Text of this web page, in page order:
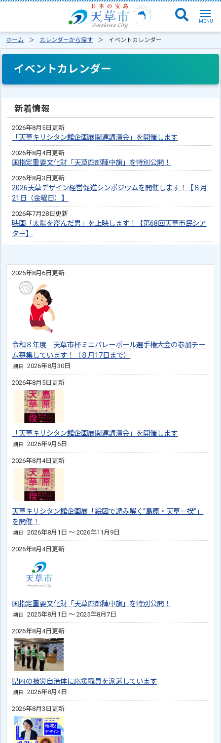
ホーム カレンダーから探す イベントカレンダー
イベントカレンダー
新着情報
2026年8月5日更新
「天草キリシタン館企画展関連講演会」を開催します
2026年8月4日更新
国指定重要文化財「天草四郎陣中旗」を特別公開！
2026年8月3日更新
2026天草デザイン経営促進シンポジウムを開催します！【８月
21日（金曜日）】
2026年7月28日更新
映画「太陽を盗んだ男」を上映します！【第68回天草市民シア
ター】
2026年8月6日更新
令和８年度 天草市杯ミニバレーボール選手権大会の参加チー
ム募集しています！（８月17日まで）
期日 2026年8月30日
2026年8月5日更新
「天草キリシタン館企画展関連講演会」を開催します
期日 2026年9月6日
2026年8月4日更新
天草キリシタン館企画展「絵図で読み解く“島原・天草一揆”」
を開催！
期日 2026年8月1日 ～ 2026年11月9日
2026年8月4日更新
国指定重要文化財「天草四郎陣中旗」を特別公開！
期日 2025年8月1日 ～ 2025年8月7日
2026年8月4日更新
県内の被災自治体に応援職員を派遣しています
期日 2026年8月4日
2026年8月3日更新